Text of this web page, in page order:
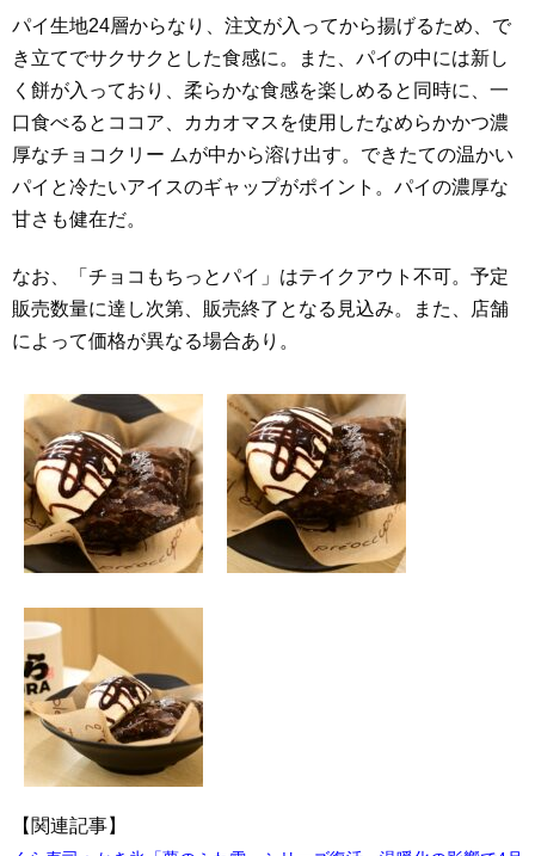
パイ生地24層からなり、注文が入ってから揚げるため、で
き立てでサクサクとした食感に。また、パイの中には新し
く餅が入っており、柔らかな食感を楽しめると同時に、一
口食べるとココア、カカオマスを使用したなめらかかつ濃
厚なチョコクリー ムが中から溶け出す。できたての温かい
パイと冷たいアイスのギャップがポイント。パイの濃厚な
甘さも健在だ。
なお、「チョコもちっとパイ」はテイクアウト不可。予定
販売数量に達し次第、販売終了となる見込み。また、店舗
によって価格が異なる場合あり。
【関連記事】